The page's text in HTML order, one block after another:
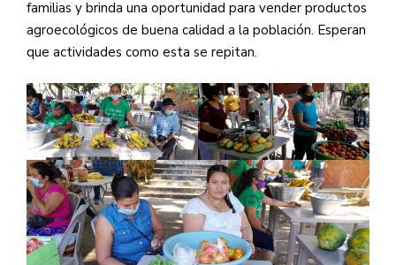
familias y brinda una oportunidad para vender productos
agroecológicos de buena calidad a la población. Esperan
que actividades como esta se repitan.